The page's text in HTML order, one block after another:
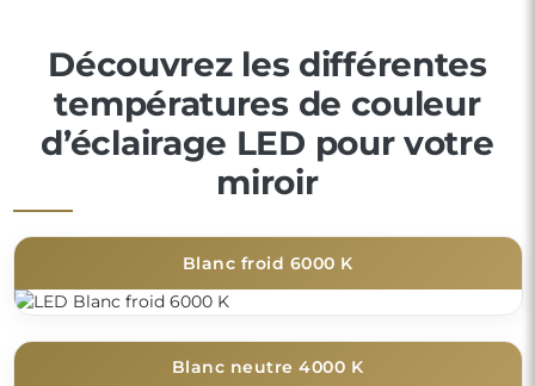
Découvrez les différentes
températures de couleur
d’éclairage LED pour votre
miroir
Blanc froid 6000 K
Blanc neutre 4000 K